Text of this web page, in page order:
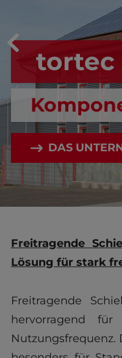
tortec
DAS
Freitragende
Lösung für stark
Freitragende
hervorragend
Nutzungsfrequenz.